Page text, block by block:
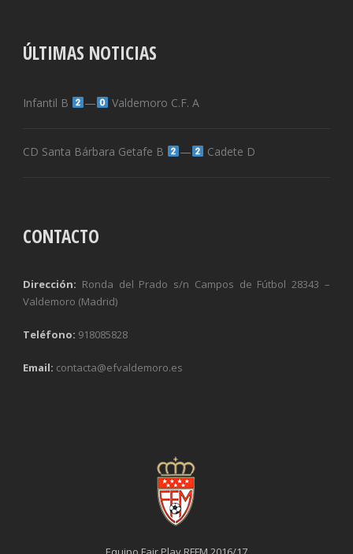
ÚLTIMAS NOTICIAS
Infantil B — Valdemoro C.F. A
CD Santa Bárbara Getafe B — Cadete D
CONTACTO
Dirección: Ronda del Prado s/n Campos de Fútbol 28343 –
Valdemoro (Madrid)
Teléfono: 918085828
Email: contacta@efvaldemoro.es